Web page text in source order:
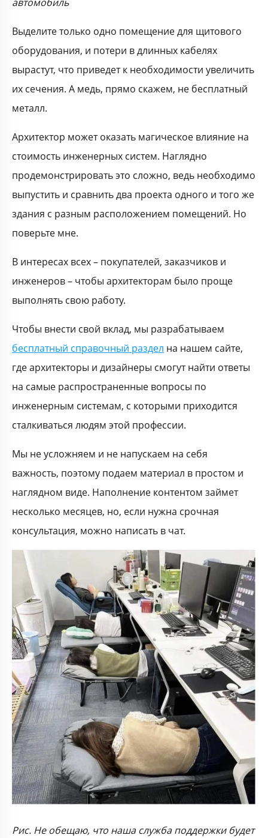
автомобиль
Выделите только одно помещение для щитового
оборудования, и потери в длинных кабелях
вырастут, что приведет к необходимости увеличить
их сечения. А медь, прямо скажем, не бесплатный
металл.
Архитектор может оказать магическое влияние на
стоимость инженерных систем. Наглядно
продемонстрировать это сложно, ведь необходимо
выпустить и сравнить два проекта одного и того же
здания с разным расположением помещений. Но
поверьте мне.
В интересах всех – покупателей, заказчиков и
инженеров – чтобы архитекторам было проще
выполнять свою работу.
Чтобы внести свой вклад, мы разрабатываем
бесплатный справочный раздел на нашем сайте,
где архитекторы и дизайнеры смогут найти ответы
на самые распространенные вопросы по
инженерным системам, с которыми приходится
сталкиваться людям этой профессии.
Мы не усложняем и не напускаем на себя
важность, поэтому подаем материал в простом и
наглядном виде. Наполнение контентом займет
несколько месяцев, но, если нужна срочная
консультация, можно написать в чат.
Рис. Не обещаю, что наша служба поддержки будет